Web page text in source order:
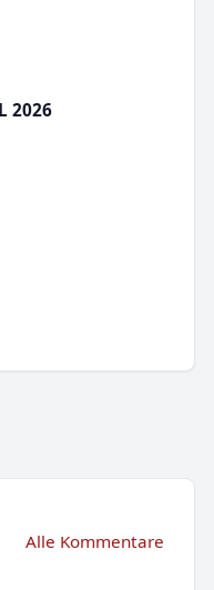
2026
Alle Kommentare